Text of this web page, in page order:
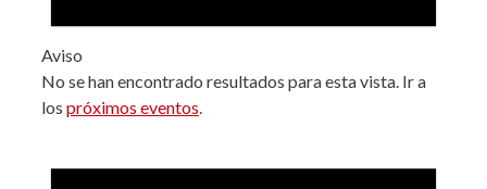
Aviso
No se han encontrado resultados para esta vista. Ir a
los próximos eventos